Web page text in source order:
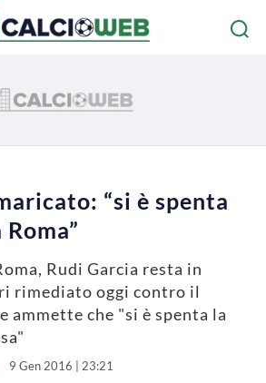
“si è spenta
Rudi Garcia resta in
rimediato oggi contro il
ammette che "si è spenta la
9 Gen 2016 | 23:21